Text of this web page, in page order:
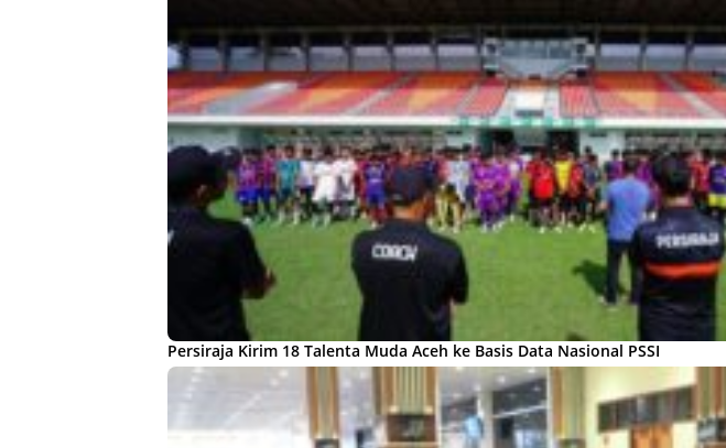
Persiraja Kirim 18 Talenta Muda Aceh ke Basis Data Nasional PSSI